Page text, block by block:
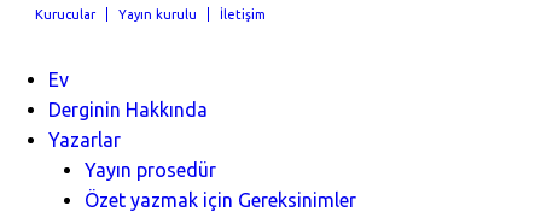
Kurucular Yayın kurulu İletişim
Ev
Derginin Hakkında
Yazarlar
Yayın prosedür
Özet yazmak için Gereksinimler